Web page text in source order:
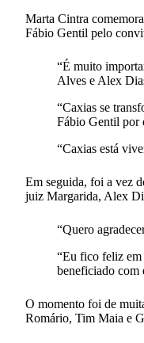
Marta Cintra
Fábio Gentil pelo
“É muito
Alves e Alex
“Caxias se
Fábio Gentil por
“Caxias está
Em seguida, foi a vez
juiz Margarida, Alex
“Quero
“Eu fico feliz em
beneficiado com
O momento foi de
Romário, Tim Maia e